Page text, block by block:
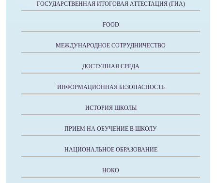
ГОСУДАРСТВЕННАЯ ИТОГОВАЯ АТТЕСТАЦИЯ (ГИА)
FOOD
МЕЖДУНАРОДНОЕ СОТРУДНИЧЕСТВО
ДОСТУПНАЯ СРЕДА
ИНФОРМАЦИОННАЯ БЕЗОПАСНОСТЬ
ИСТОРИЯ ШКОЛЫ
ПРИЕМ НА ОБУЧЕНИЕ В ШКОЛУ
НАЦИОНАЛЬНОЕ ОБРАЗОВАНИЕ
НОКО